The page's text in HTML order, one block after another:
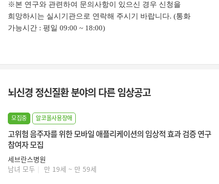
※본 연구와 관련하여 문의사항이 있으신 경우 신청을
희망하시는 실시기관으로 연락해 주시기 바랍니다. (통화
가능시간 : 평일 09:00 ~ 18:00)
뇌신경 정신질환 분야의 다른 임상공고
모집중 알코올사용장애
고위험 음주자를 위한 모바일 애플리케이션의 임상적 효과 검증 연구
참여자 모집
세브란스병원
남녀 모두
만 19세 ~ 만 59세